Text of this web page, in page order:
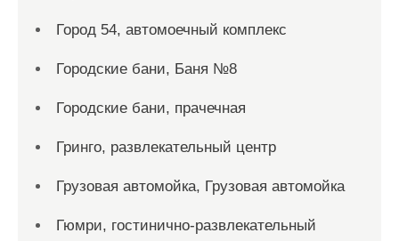
Город 54, автомоечный комплекс
Городские бани, Баня №8
Городские бани, прачечная
Гринго, развлекательный центр
Грузовая автомойка, Грузовая автомойка
Гюмри, гостинично-развлекательный